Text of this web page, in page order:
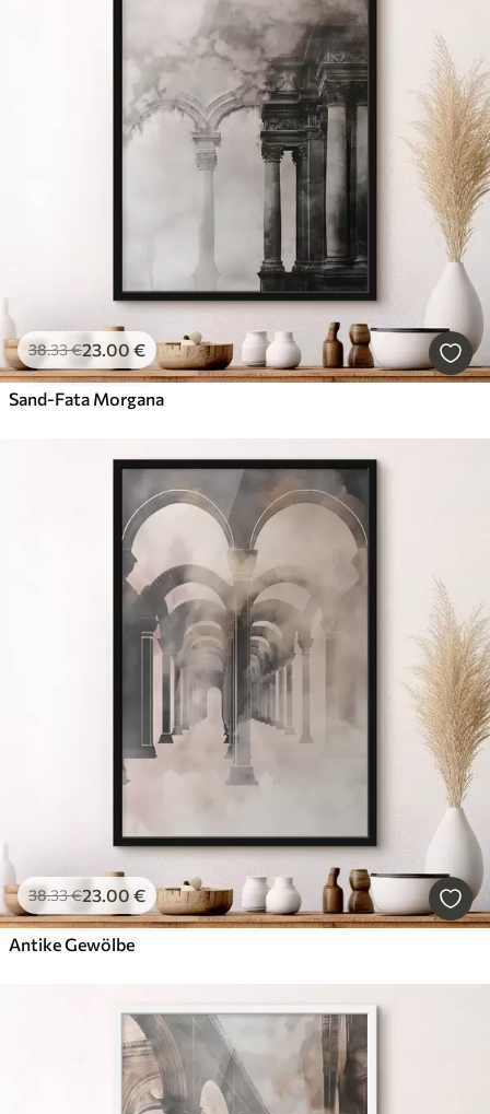
38.33€23.00 €
Sand-Fata Morgana
38.33€23.00 €
Antike Gewölbe